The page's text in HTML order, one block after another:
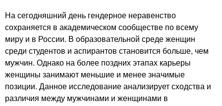
На сегодняшний день гендерное неравенство
сохраняется в академическом сообществе по всему
миру и в России. В образовательной среде женщин
среди студентов и аспирантов становится больше, чем
мужчин. Однако на более поздних этапах карьеры
женщины занимают меньшие и менее значимые
позиции. Данное исследование анализирует сходства и
различия между мужчинами и женщинами в